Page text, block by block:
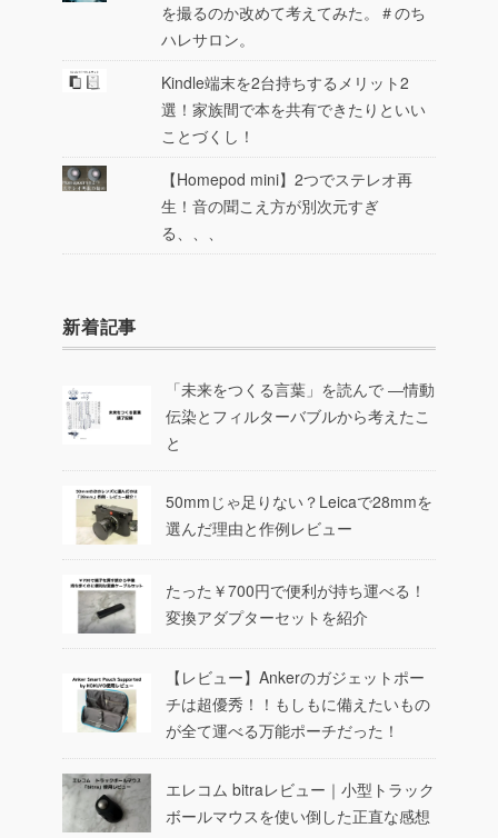
を撮るのか改めて考えてみた。＃のち
ハレサロン。
Kindle端末を2台持ちするメリット2
選！家族間で本を共有できたりといい
ことづくし！
【Homepod mini】2つでステレオ再
生！音の聞こえ方が別次元すぎ
る、、、
新着記事
「未来をつくる言葉」を読んで ―情動
伝染とフィルターバブルから考えたこ
と
50mmじゃ足りない？Leicaで28mmを
選んだ理由と作例レビュー
たった￥700円で便利が持ち運べる！
変換アダプターセットを紹介
【レビュー】Ankerのガジェットポー
チは超優秀！！もしもに備えたいもの
が全て運べる万能ポーチだった！
エレコム bitraレビュー｜小型トラック
ボールマウスを使い倒した正直な感想